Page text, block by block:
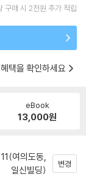
구매 시 2천원 추가 적립
택을 확인하세요
eBook
13,000원
여의도동,
일신빌딩)
변경